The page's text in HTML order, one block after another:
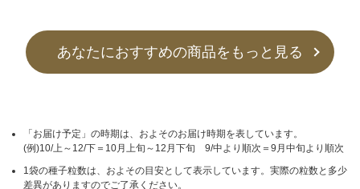
あなたにおすすめの商品をもっと見る
「お届け予定」の時期は、およそのお届け時期を表しています。
(例)10/上～12/下＝10月上旬～12月下旬 9/中より順次＝9月中旬より順次
1袋の種子粒数は、およその目安として表示しています。実際の粒数と多少
差異がありますのでご了承ください。